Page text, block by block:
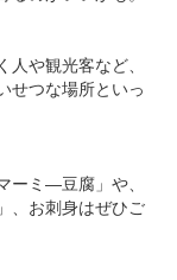
や観光客など、
せつな場所といっ
ーミ―豆腐」や、
、お刺身はぜひご